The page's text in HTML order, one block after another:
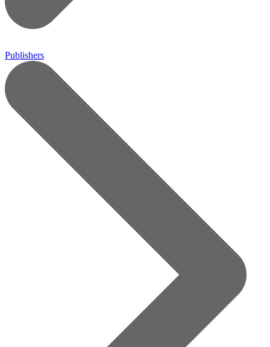
Publishers